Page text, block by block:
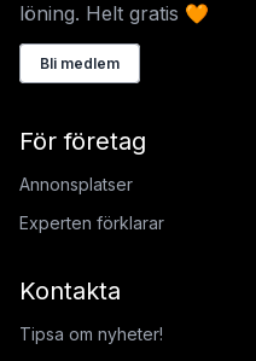
löning. Helt gratis 🧡
Bli medlem
För företag
Annonsplatser
Experten förklarar
Kontakta
Tipsa om nyheter!